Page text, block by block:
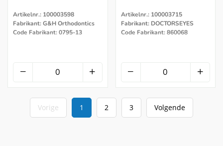
Artikelnr.: 100003598
Fabrikant: G&H Orthodontics
Code Fabrikant: 0795-13
Artikelnr.: 100003715
Fabrikant: DOCTORSEYES
Code Fabrikant: 860068
Vorige 1 2 3 Volgende